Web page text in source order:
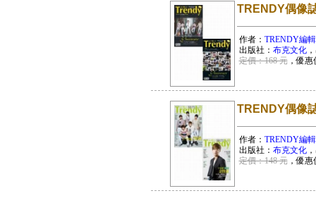
TRENDY偶像
作者： TRENDY編
出版社： 布克文化
定價：168 元，優惠
TRENDY偶像
作者： TRENDY編
出版社： 布克文化
定價：148 元，優惠